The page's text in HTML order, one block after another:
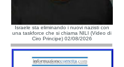
Israele sta eliminando i nuovi nazisti con
una taskforce che si chiama NILI (Video di
Ciro Principe) 02/08/2026